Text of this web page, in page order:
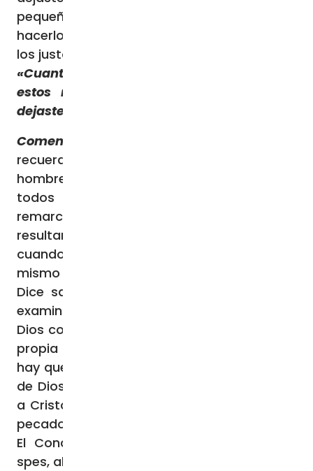
pequeños, también conmigo dejasteis de
hacerlo’. E irán éstos a un castigo eterno, y
los justos a una vida eterna».
«Cuanto dejasteis de hacer con uno de
estos más pequeños, también conmigo
dejasteis de hacerlo»
Comentario del Evangelio:
recuerda el juicio final, «cuando el Hijo del
hombre venga en su gloria acompañado de
todos sus ángeles» (Mt 25,31), y nos
remarca que dar de comer, beber, vestir…
resultan obras de amor para un cristiano,
cuando al hacerlas se sabe ver en ellas al
mismo Cristo.
Dice san Juan de la Cruz: «A la tarde te
examinarán en el amor. Aprende a amar a
Dios como Dios quiere ser amado y deja tu
propia condición». No hacer una cosa que
hay que hacer, en servicio de los otros hijos
de Dios y hermanos nuestros, supone dejar
a Cristo sin estos detalles de amor debido:
pecados de omisión.
El Concilio Vaticano II, en la Gaudium et
spes, al explicar las exigencias de la caridad